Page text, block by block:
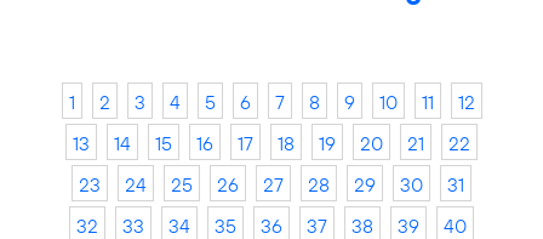
1 2 3 4 5 6 7 8 9 10 11
12
13
14 15 16 17 18 19 20 21
22
23
24 25 26 27 28 29 30
31
32
33 34 35 36 37 38 39
40